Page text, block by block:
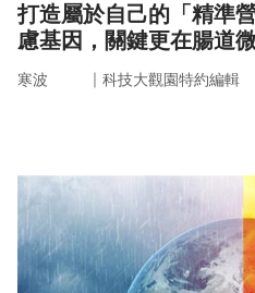
打造屬於自己的「精準
慮基因，關鍵更在腸道
寒波 ｜ 科技大觀園特約編輯